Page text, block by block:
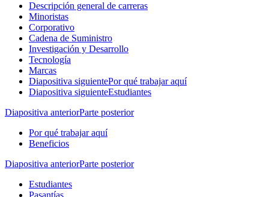
Descripción general de carreras
Minoristas
Corporativo
Cadena de Suministro
Investigación y Desarrollo
Tecnología
Marcas
Diapositiva siguientePor qué trabajar aquí
Diapositiva siguienteEstudiantes
Diapositiva anteriorParte posterior
Por qué trabajar aquí
Beneficios
Diapositiva anteriorParte posterior
Estudiantes
Pasantías